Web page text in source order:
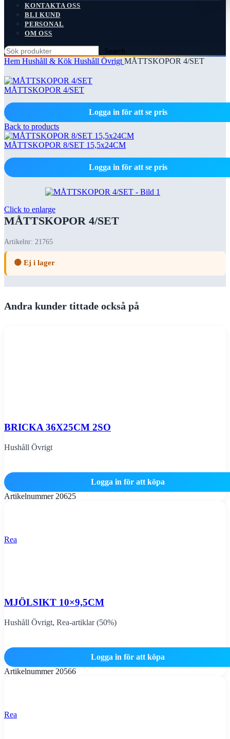
KONTAKTA OSS
BLI KUND
PERSONAL
OM OSS
Search
Hem Hushåll & Kök Hushåll Övrigt MÅTTSKOPOR 4/SET
MÅTTSKOPOR 4/SET
Logga in för att se pris
Back to products
MÅTTSKOPOR 8/SET 15,5x24CM
Logga in för att se pris
Click to enlarge
MÅTTSKOPOR 4/SET
Artikelnr: 21765
🟡 Ej i lager
Andra kunder tittade också på
BRICKA 36X25CM 2SO
Hushåll Övrigt
Logga in för att köpa
Artikelnummer 20625
Rea
MJÖLSIKT 10×9,5CM
Hushåll Övrigt, Rea-artiklar (50%)
Logga in för att köpa
Artikelnummer 20566
Rea